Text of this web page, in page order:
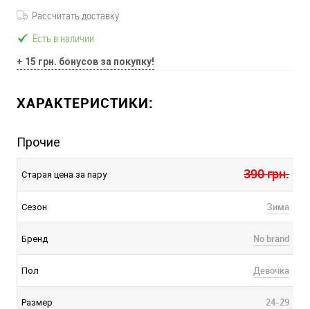
Рассчитать доставку
Есть в наличии
+ 15 грн. бонусов за покупку!
ХАРАКТЕРИСТИКИ:
Прочие
Старая цена за пару 390 грн.
Сезон Зима
Бренд No brand
Пол Девочка
Размер 24-29